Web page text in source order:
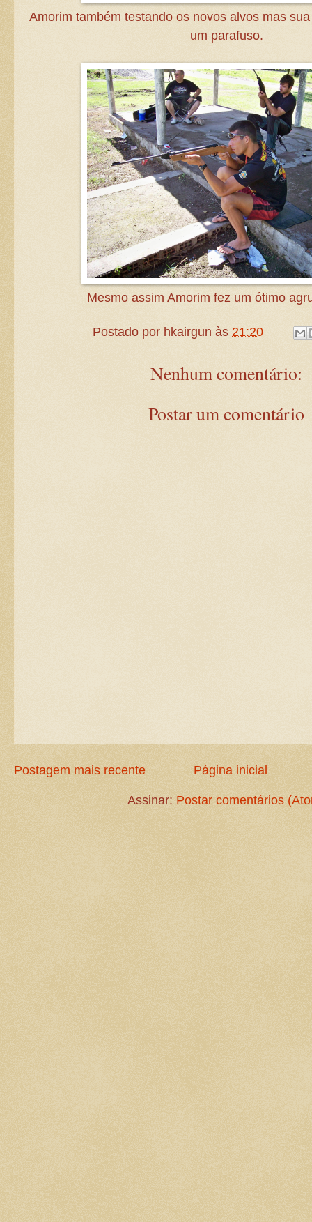
Amorim também testando os novos alvos mas
um parafuso.
Mesmo assim Amorim fez um ótimo
Postado por hkairgun às21:20
Nenhum comentário:
Postar um comentário
Postagem mais recente Página inicial
Assinar: Postar comentários